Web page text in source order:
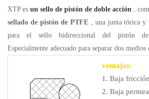
XTP es un sello de pistón de doble acción ,
sellado de pistón de PTFE , una junta tórica
para el sello bidireccional del pistón
Especialmente adecuado para separar dos medios
ventajas:
1. Baja fricción
2. Baja